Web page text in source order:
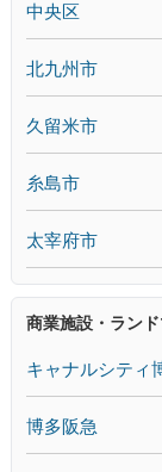
中央区
北九州市
久留米市
糸島市
太宰府市
商業施設・ランド
キャナルシティ
博多阪急